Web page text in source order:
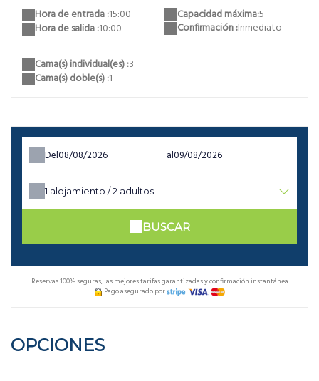
Hora de entrada :15:00
Hora de salida :10:00
Capacidad máxima:5
Confirmación :Inmediato
Cama(s) individual(es) :3
Cama(s) doble(s) :1
Del al
1 alojamiento /2 adultos
BUSCAR
Reservas 100% seguras, las mejores tarifas garantizadas y confirmación instantánea
Pago asegurado por
OPCIONES